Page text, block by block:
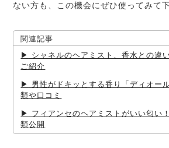
ない方も、この機会にぜひ使ってみて下
関連記事
シャネルのヘアミスト、香水との違
ご紹介
男性がドキッとする香り「ディオー
類や口コミ
フィアンセのヘアミストがいい匂い
類公開